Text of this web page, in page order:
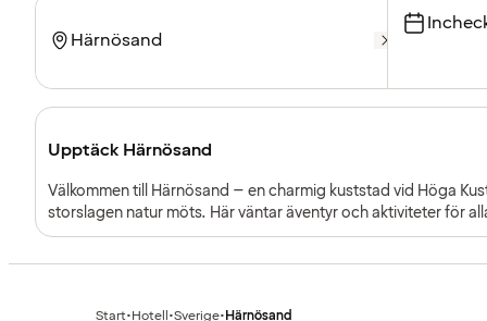
Upptäck Härnösand
Välkommen till Härnösand – en charmig kuststad vid Höga
storslagen natur möts. Här väntar äventyr och aktiviteter för
Start•Hotell•Sverige•Härnösand